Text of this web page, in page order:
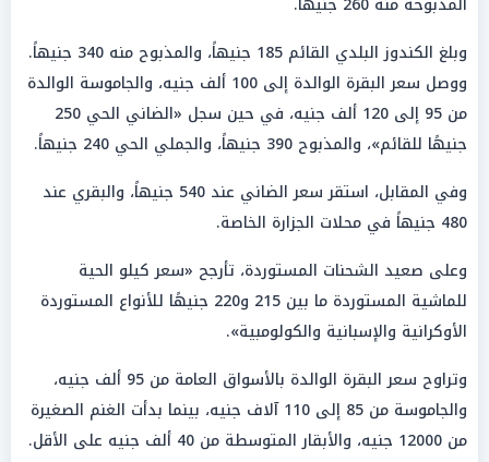
وبلغ الكندوز البلدي القائم 185 جنيهاً، والمذبوح منه 340 جنيهاً.
ووصل سعر البقرة الوالدة إلى 100 ألف جنيه، والجاموسة الوالدة
من 95 إلى 120 ألف جنيه، في حين سجل «الضاني الحي 250
جنيهًا للقائم»، والمذبوح 390 جنيهاً، والجملي الحي 240 جنيهاً.
وفي المقابل، استقر سعر الضاني عند 540 جنيهاً، والبقري عند
480 جنيهاً في محلات الجزارة الخاصة.
وعلى صعيد الشحنات المستوردة، تأرجح «سعر كيلو الحية
للماشية المستوردة ما بين 215 و220 جنيهًا للأنواع المستوردة
الأوكرانية والإسبانية والكولومبية».
وتراوح سعر البقرة الوالدة بالأسواق العامة من 95 ألف جنيه،
والجاموسة من 85 إلى 110 آلاف جنيه، بينما بدأت الغنم الصغيرة
من 12000 جنيه، والأبقار المتوسطة من 40 ألف جنيه على الأقل.